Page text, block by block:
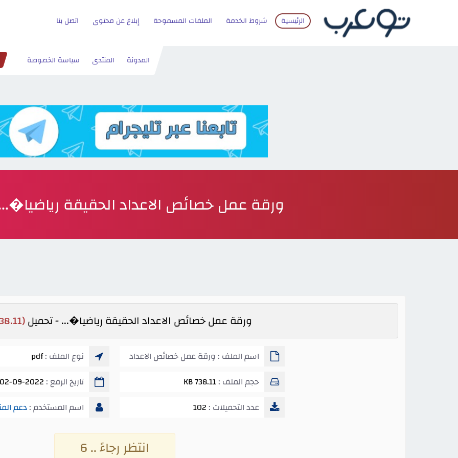
الرئيسية شروط الخدمة الملفات المسموحة إبلاغ عن محتوى اتصل بنا
المدونة المنتدى سياسة الخصوصة
ورقة عمل خصائص الاعداد الحقيقة
ورقة عمل خصائص الاعداد الحقيقة رياضيا�... - تحميل(738.11 KB)
اسم الملف : ورقة عمل خصائص الاعداد
الحقيقة رياضيا�...
نوع الملف :pdf
حجم الملف :738.11 KB تاريخ الرفع : 02-09-2022 12:16 ص
عدد التحميلات : 102 اسم المستخدم :دعم
انتظر رجاءً .. 5